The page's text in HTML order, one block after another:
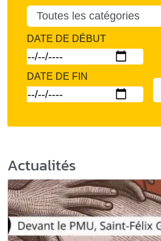
DATE DE DÉBUT
DATE DE FIN
Actualités